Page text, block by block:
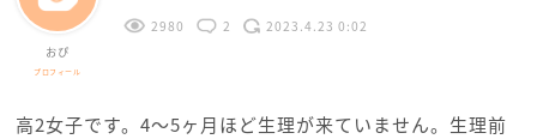
おぴ
プロフィール
2980 2 2023.4.23 0:02
高2女子です。4〜5ヶ月ほど生理が来ていません。生理前